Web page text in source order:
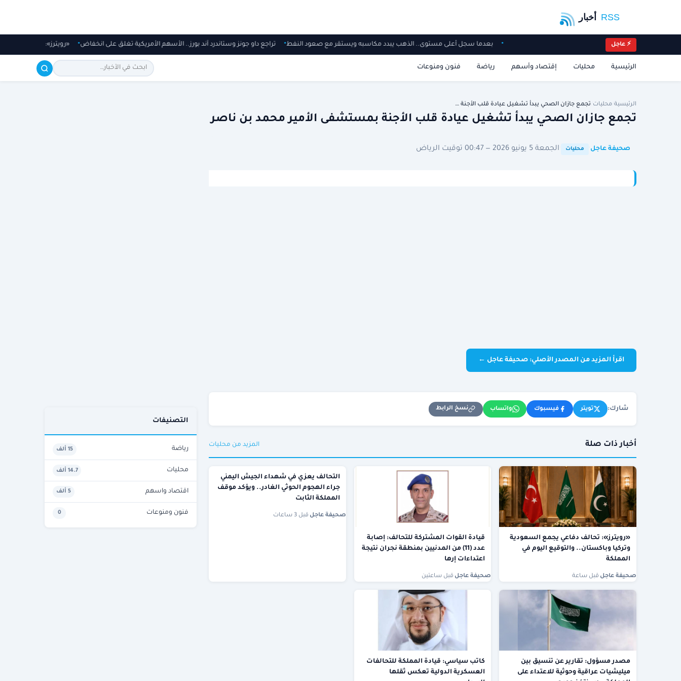
⚡ عاجل بعدما سجل أعلى مستوى.. الذهب يبدد مكاسبه ويستقر مع صعود النفط تراجع داو جونز وستاندرد آند بورز.. الأسهم الأمريكية تغلق على انخفاض «رويترز»: تحالف
الرئيسية محليات إقتصاد وأسهم رياضة فنون ومنوعات
الرئيسية محليات تجمع جازان الصحي يبدأ تشغيل عيادة قلب الأجنة …
تجمع جازان الصحي يبدأ تشغيل عيادة قلب الأجنة بمستشفى الأمير محمد بن ناصر
صحيفة عاجل محليات الجمعة 5 يونيو 2026 — 00:47 توقيت الرياض
اقرأ المزيد من المصدر الأصلي: صحيفة عاجل ←
شارك: تويتر فيسبوك واتساب نسخ الرابط
أخبار ذات صلة المزيد من محليات
«رويترز»: تحالف دفاعي يجمع السعودية
وتركيا وباكستان.. والتوقيع اليوم في
المملكة
صحيفة عاجل قبل ساعة
قيادة القوات المشتركة للتحالف: إصابة
عدد (11) من المدنيين بمنطقة نجران نتيجة
اعتداءات إرها
صحيفة عاجل قبل ساعتين
التحالف يعزي في شهداء الجيش اليمني
جراء الهجوم الحوثي الغادر.. ويؤكد موقف
المملكة الثابت
صحيفة عاجل قبل 3 ساعات
مصدر مسؤول: تقارير عن تنسيق بين
ميليشيات عراقية وحوثية للاعتداء على
كاتب سياسي: قيادة المملكة للتحالفات
العسكرية الدولية تعكس ثقلها
التصنيفات
رياضة 15 ألف
محليات 14.7 ألف
اقتصاد واسهم 5 ألف
فنون ومنوعات 0